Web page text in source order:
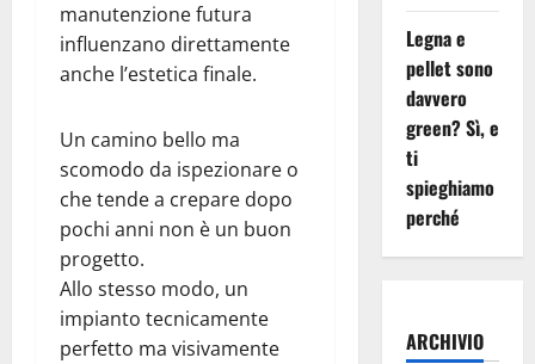
manutenzione futura
influenzano direttamente
anche l’estetica finale.
Un camino bello ma
scomodo da ispezionare o
che tende a crepare dopo
pochi anni non è un buon
progetto.
Allo stesso modo, un
impianto tecnicamente
perfetto ma visivamente
Legna e
pellet sono
davvero
green? Sì, e
ti
spieghiamo
perché
ARCHIVIO